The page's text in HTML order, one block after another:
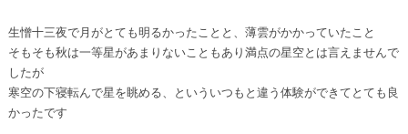
生憎十三夜で月がとても明るかったことと、薄雲がかかっていたこと
そもそも秋は一等星があまりないこともあり満点の星空とは言えませんで
したが
寒空の下寝転んで星を眺める、といういつもと違う体験ができてとても良
かったです